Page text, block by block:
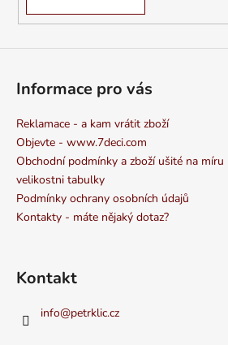
Informace pro vás
Reklamace - a kam vrátit zboží
Objevte - www.7deci.com
Obchodní podmínky a zboží ušité na míru
velikostni tabulky
Podmínky ochrany osobních údajů
Kontakty - máte nějaký dotaz?
Kontakt
info@petrklic.cz